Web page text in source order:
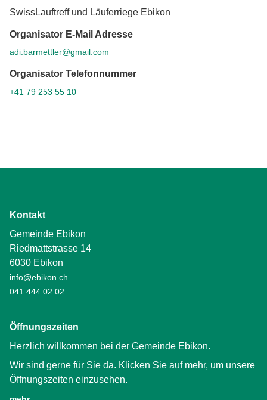
SwissLauftreff und Läuferriege Ebikon
Organisator E-Mail Adresse
adi.barmettler@gmail.com
Organisator Telefonnummer
+41 79 253 55 10
Kontakt
Gemeinde Ebikon
Riedmattstrasse 14
6030 Ebikon
info@ebikon.ch
041 444 02 02
Öffnungszeiten
Herzlich willkommen bei der Gemeinde Ebikon.
Wir sind gerne für Sie da. Klicken Sie auf mehr, um unsere
Öffnungszeiten einzusehen.